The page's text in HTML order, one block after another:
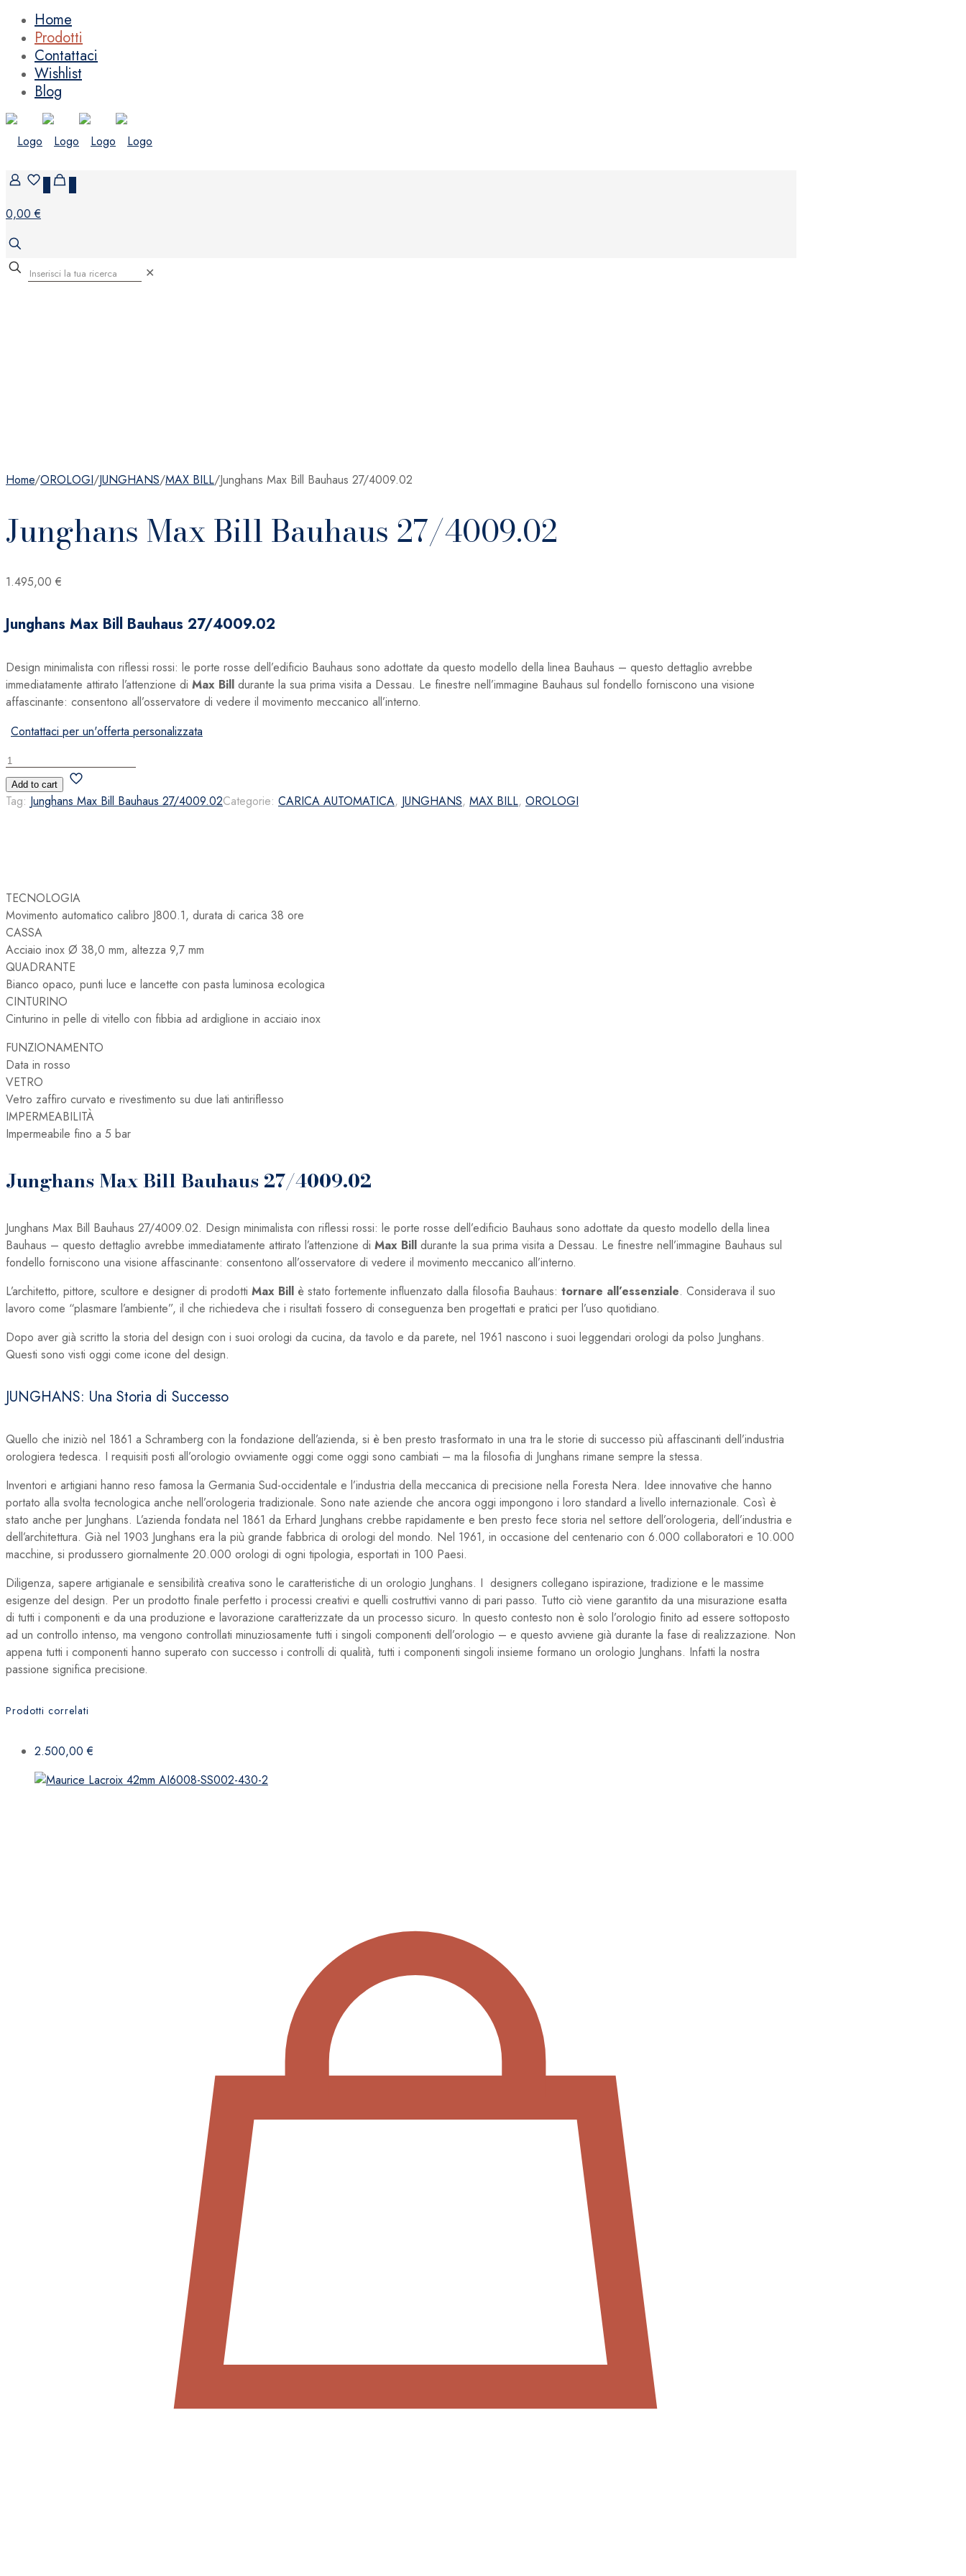
Home
Prodotti
Contattaci
Wishlist
Blog
0,00 €
✕
Home/OROLOGI/JUNGHANS/MAX BILL/Junghans Max Bill Bauhaus 27/4009.02
Junghans Max Bill Bauhaus 27/4009.02
1.495,00 €
Junghans Max Bill Bauhaus 27/4009.02
Design minimalista con riflessi rossi: le porte rosse dell’edificio Bauhaus sono adottate da questo modello della linea Bauhaus – questo dettaglio avrebbe
immediatamente attirato l’attenzione di Max Bill durante la sua prima visita a Dessau. Le finestre nell’immagine Bauhaus sul fondello forniscono una visione
affascinante: consentono all’osservatore di vedere il movimento meccanico all’interno.
Contattaci per un'offerta personalizzata
Junghans
Max
Bill
Bauhaus
Add to cart
Tag: Junghans Max Bill Bauhaus 27/4009.02Categorie: CARICA AUTOMATICA, JUNGHANS, MAX BILL, OROLOGI
TECNOLOGIA
Movimento automatico calibro J800.1, durata di carica 38 ore
CASSA
Acciaio inox Ø 38,0 mm, altezza 9,7 mm
QUADRANTE
Bianco opaco, punti luce e lancette con pasta luminosa ecologica
CINTURINO
Cinturino in pelle di vitello con fibbia ad ardiglione in acciaio inox
FUNZIONAMENTO
Data in rosso
VETRO
Vetro zaffiro curvato e rivestimento su due lati antiriflesso
IMPERMEABILITÀ
Impermeabile fino a 5 bar
Junghans Max Bill Bauhaus 27/4009.02
Junghans Max Bill Bauhaus 27/4009.02. Design minimalista con riflessi rossi: le porte rosse dell’edificio Bauhaus sono adottate da questo modello della linea
Bauhaus – questo dettaglio avrebbe immediatamente attirato l’attenzione di Max Bill durante la sua prima visita a Dessau. Le finestre nell’immagine Bauhaus sul
fondello forniscono una visione affascinante: consentono all’osservatore di vedere il movimento meccanico all’interno.
L’architetto, pittore, scultore e designer di prodotti Max Bill è stato fortemente influenzato dalla filosofia Bauhaus: tornare all’essenziale. Considerava il suo
lavoro come “plasmare l’ambiente”, il che richiedeva che i risultati fossero di conseguenza ben progettati e pratici per l’uso quotidiano.
Dopo aver già scritto la storia del design con i suoi orologi da cucina, da tavolo e da parete, nel 1961 nascono i suoi leggendari orologi da polso Junghans.
Questi sono visti oggi come icone del design.
JUNGHANS: Una Storia di Successo
Quello che iniziò nel 1861 a Schramberg con la fondazione dell’azienda, si è ben presto trasformato in una tra le storie di successo più affascinanti dell’industria
orologiera tedesca. I requisiti posti all’orologio ovviamente oggi come oggi sono cambiati – ma la filosofia di Junghans rimane sempre la stessa.
Inventori e artigiani hanno reso famosa la Germania Sud-occidentale e l’industria della meccanica di precisione nella Foresta Nera. Idee innovative che hanno
portato alla svolta tecnologica anche nell’orologeria tradizionale. Sono nate aziende che ancora oggi impongono i loro standard a livello internazionale. Così è
stato anche per Junghans. L’azienda fondata nel 1861 da Erhard Junghans crebbe rapidamente e ben presto fece storia nel settore dell’orologeria, dell’industria e
dell’architettura. Già nel 1903 Junghans era la più grande fabbrica di orologi del mondo. Nel 1961, in occasione del centenario con 6.000 collaboratori e 10.000
macchine, si produssero giornalmente 20.000 orologi di ogni tipologia, esportati in 100 Paesi.
Diligenza, sapere artigianale e sensibilità creativa sono le caratteristiche di un orologio Junghans. I designers collegano ispirazione, tradizione e le massime
esigenze del design. Per un prodotto finale perfetto i processi creativi e quelli costruttivi vanno di pari passo. Tutto ciò viene garantito da una misurazione esatta
di tutti i componenti e da una produzione e lavorazione caratterizzate da un processo sicuro. In questo contesto non è solo l’orologio finito ad essere sottoposto
ad un controllo intenso, ma vengono controllati minuziosamente tutti i singoli componenti dell’orologio – e questo avviene già durante la fase di realizzazione. Non
appena tutti i componenti hanno superato con successo i controlli di qualità, tutti i componenti singoli insieme formano un orologio Junghans. Infatti la nostra
passione significa precisione.
Prodotti correlati
2.500,00€